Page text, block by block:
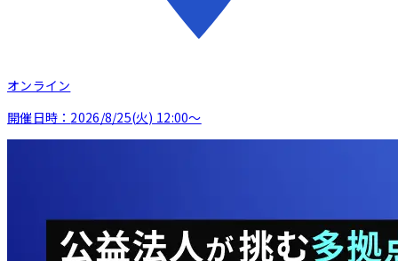
オンライン
開催日時： 2026/8/25(火) 12:00〜